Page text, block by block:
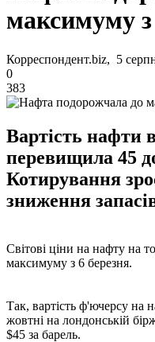
максимуму
Корреспондент.biz, 5
0
383
Вартість нафти
перевищила 45
Котирування
зниження
Світові ціни на нафту на
максимуму з 6 березня.
Так, вартість ф'ючерсу на
жовтні на лондонській
$45 за барель.